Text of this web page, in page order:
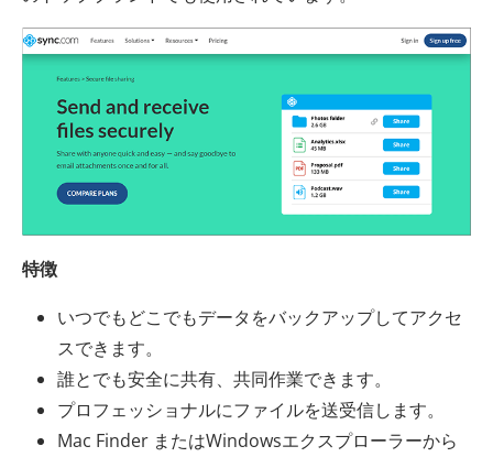
特徴
いつでもどこでもデータをバックアップしてアクセ
スできます。
誰とでも安全に共有、共同作業できます。
プロフェッショナルにファイルを送受信します。
Mac Finder またはWindowsエクスプローラーから